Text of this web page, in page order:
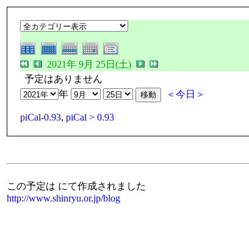
2021年 9月 25日(土)
予定はありません
年
＜今日＞
piCal-0.93, piCal > 0.93
この予定は にて作成されました
http://www.shinryu.or.jp/blog